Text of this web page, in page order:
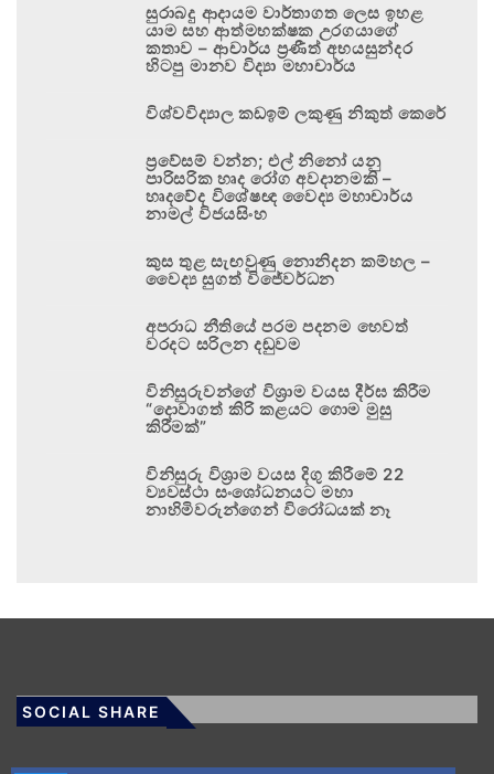
සුරාබදු ආදායම වාර්තාගත ලෙස ඉහළ
යාම සහ ආත්මභක්ෂක උරගයාගේ
කතාව – ආචාර්ය ප්‍රණීත් අභයසුන්දර
හිටපු මානව විද්‍යා මහාචාර්ය
විශ්වවිද්‍යාල කඩඉම් ලකුණු නිකුත් කෙරේ
ප්‍රවේසම් වන්න; එල් නිනෝ යනු
පාරිසරික හෘද රෝග අවදානමකි –
හෘදවේද විශේෂඥ වෛද්‍ය මහාචාර්ය
නාමල් විජයසිංහ
කුස තුළ සැඟවුණු නොනිදන කම්හල –
වෛද්‍ය සුගත් විජේවර්ධන
අපරාධ නීතියේ පරම පදනම හෙවත්
වරදට සරිලන දඬුවම
විනිසුරුවන්ගේ විශ්‍රාම වයස දීර්ඝ කිරීම
“දොවාගත් කිරි කළයට ගොම මුසු
කිරීමක්”
විනිසුරු විශ්‍රාම වයස දිගු කිරීමේ 22
ව්‍යවස්ථා සංශෝධනයට මහා
නාහිමිවරුන්ගෙන් විරෝධයක් නෑ
SOCIAL SHARE